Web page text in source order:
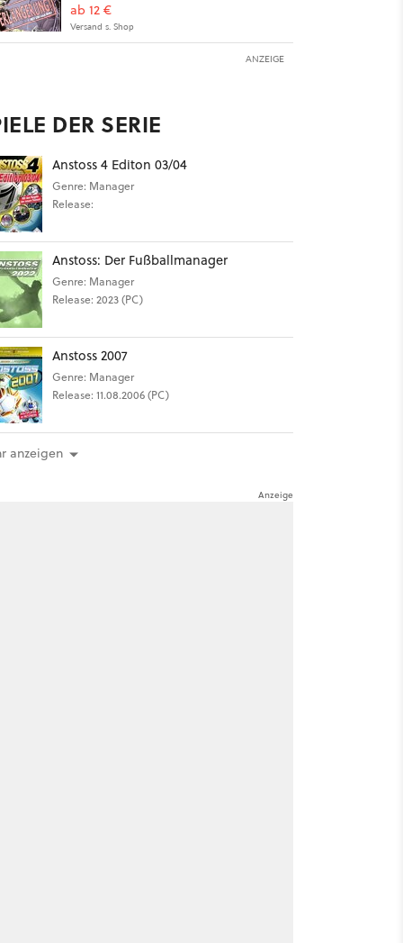
ab 12 €
Versand s. Shop
ANZEIGE
DER SERIE
Anstoss 4 Editon 03/04
Genre: Manager
Release:
Anstoss: Der Fußballmanager
Genre: Manager
Release: 2023 (PC)
Anstoss 2007
Genre: Manager
Release: 11.08.2006 (PC)
anzeigen